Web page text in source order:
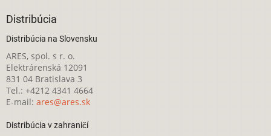
Distribúcia
Distribúcia na Slovensku
ARES, spol. s r. o.
Elektrárenská 12091
831 04 Bratislava 3
Tel.: +4212 4341 4664
E-mail: ares@ares.sk
Distribúcia v zahraničí